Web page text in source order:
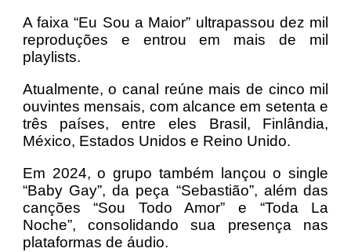
A faixa “Eu Sou a Maior” ultrapassou dez mil
reproduções e entrou em mais de mil
playlists.
Atualmente, o canal reúne mais de cinco mil
ouvintes mensais, com alcance em setenta e
três países, entre eles Brasil, Finlândia,
México, Estados Unidos e Reino Unido.
Em 2024, o grupo também lançou o single
“Baby Gay”, da peça “Sebastião”, além das
canções “Sou Todo Amor” e “Toda La
Noche”, consolidando sua presença nas
plataformas de áudio.